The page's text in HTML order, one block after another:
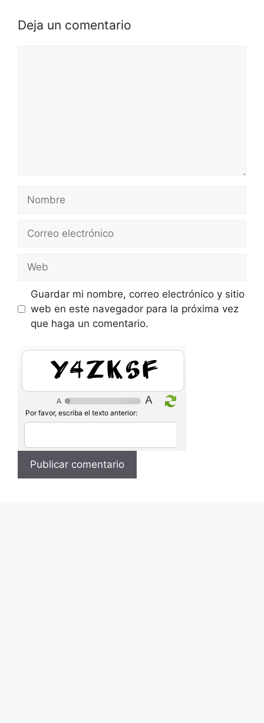
Deja un comentario
electrónico
Guardar mi nombre, correo electrónico y sitio
web en este navegador para la próxima vez
que haga un comentario.
UBDJye
Por favor, escriba el texto anterior: